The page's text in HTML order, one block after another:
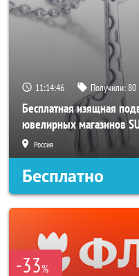
11:14:46 Получили: 80
Бесплатная изящная
ювелирных магазинов
Россия
Бесплатно
-33%